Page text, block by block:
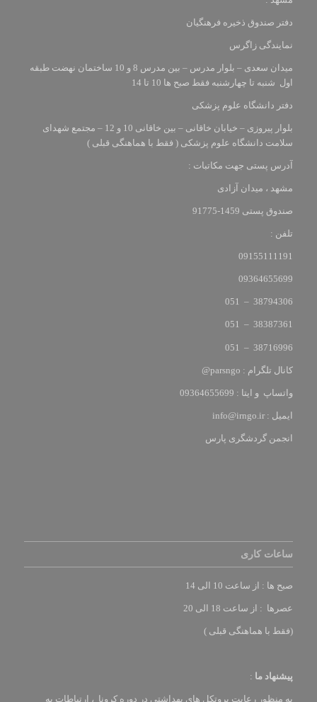
دفتر صندوق ذخیره فرهنگیان
نمایندگی زاگرس
میدان سعدی – بلوار مدرس – بین مدرس 8 و 10 ساختمان نهضت طبقه
اول شنبه تا چهارشنبه فقط صبح ها 10 تا 14
دفتر دانشگاه علوم پزشکی
بلوار پیروزی – خیابان خاقانی – بین خاقانی 10 و 12 – مجتمع شهدای
سلامت دانشگاه علوم پزشکی ( فقط با هماهنگی قبلی )
آدرس پستی جهت مکاتبات :
مشهد ، میدان آزادی
صندوق پستی 1459-91775
تلفن :
09155111191
09364655699
38794306 – 051
38387361 – 051
38716996 – 051
کانال تلگرام : parsngo@
واتساپ و ایتا : 09364655699
ایمیل : info@irngo.ir
انجمن گردشگری پارس
ساعات کاری
صبح ها : از ساعت 10 الی 14
عصرها : از ساعت 18 الی 20
(فقط با هماهنگی قبلی )
پیشنهاد ما :
به منظور رعایت پروتکل های بهداشتی در دوره کرونا ، ارتباطات به